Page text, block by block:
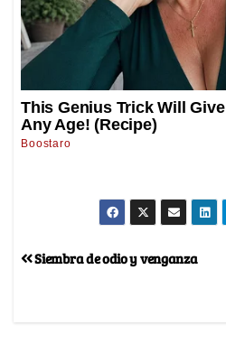
Siembra de odio y venganza